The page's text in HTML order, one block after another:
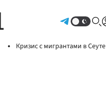
Кризис с мигрантами в Сеуте